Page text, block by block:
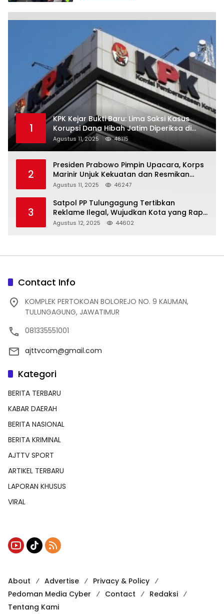
1
KPK Kejar Bukti Baru: Lima Saksi Kasus
Korupsi Dana Hibah Jatim Diperiksa di
Trenggalek
Agustus 11, 2025 48115
2
Presiden Prabowo Pimpin Upacara, Korps
Marinir Unjuk Kekuatan dan Resmikan
Struktur Baru
Agustus 11, 2025 46247
3
Satpol PP Tulungagung Tertibkan
Reklame Ilegal, Wujudkan Kota yang Rapi
dan Indah
Agustus 12, 2025 44602
Contact Info
KOMPLEK PERTOKOAN BOLOREJO NO. 9 KAUMAN,
TULUNGAGUNG, JAWATIMUR
081335551001
ajttvcom@gmail.com
Kategori
BERITA TERBARU
KABAR DAERAH
BERITA NASIONAL
BERITA KRIMINAL
AJTTV SPORT
ARTIKEL TERBARU
LAPORAN KHUSUS
VIRAL
About Advertise
Privacy & Policy
Pedoman Media Cyber
Contact
Redaksi
Tentang Kami